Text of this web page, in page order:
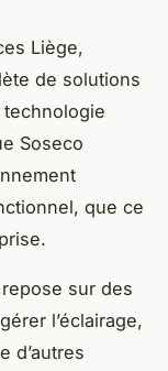
Liège,
de solutions
Soseco
que ce
sur des
l’éclairage,
d’autres